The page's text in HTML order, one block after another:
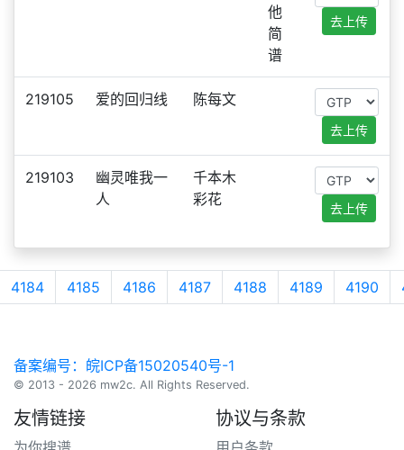
他
简
谱
去上传
219105 爱的回归线 陈每文
去上传
219103
幽灵唯我一
人
千本木
彩花
去上传
4184 4185 4186 4187 4188 4189 4190
备案编号：皖ICP备15020540号-1
© 2013 - 2026 mw2c. All Rights Reserved.
友情链接 协议与条款